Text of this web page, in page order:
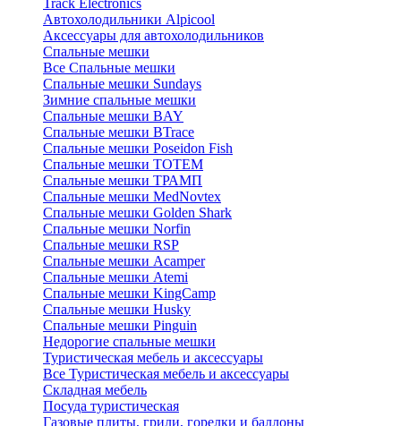
Track Electronics
Автохолодильники Alpicool
Аксессуары для автохолодильников
Спальные мешки
Все Спальные мешки
Спальные мешки Sundays
Зимние спальные мешки
Спальные мешки BAY
Спальные мешки BTrace
Спальные мешки Poseidon Fish
Спальные мешки ТОТЕМ
Спальные мешки ТРАМП
Cпальные мешки MedNovtex
Спальные мешки Golden Shark
Спальные мешки Norfin
Спальные мешки RSP
Спальные мешки Acamper
Спальные мешки Atemi
Спальные мешки KingCamp
Спальные мешки Husky
Спальные мешки Pinguin
Недорогие спальные мешки
Туристическая мебель и аксессуары
Все Туристическая мебель и аксессуары
Складная мебель
Посуда туристическая
Газовые плиты, грили, горелки и баллоны